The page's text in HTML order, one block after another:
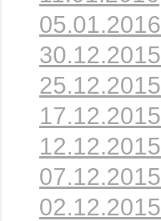
05.01.2016
30.12.2015
25.12.2015
17.12.2015
12.12.2015
07.12.2015
02.12.2015